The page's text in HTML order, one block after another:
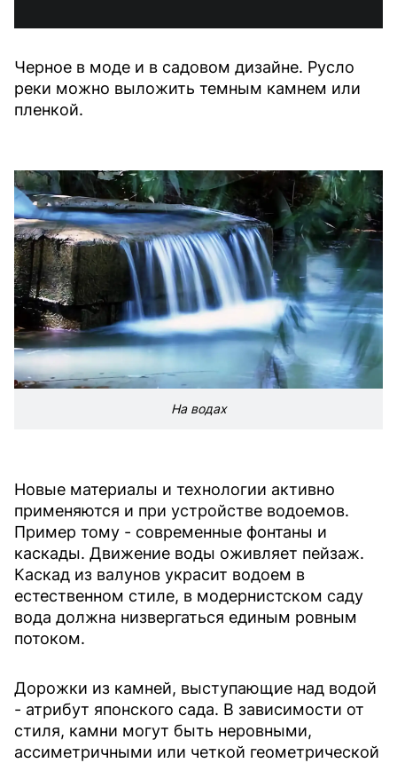
Черное в моде и в садовом дизайне. Русло
реки можно выложить темным камнем или
пленкой.
На водах
Новые материалы и технологии активно
применяются и при устройстве водоемов.
Пример тому - современные фонтаны и
каскады. Движение воды оживляет пейзаж.
Каскад из валунов украсит водоем в
естественном стиле, в модернистском саду
вода должна низвергаться единым ровным
потоком.
Дорожки из камней, выступающие над водой
- атрибут японского сада. В зависимости от
стиля, камни могут быть неровными,
ассиметричными или четкой геометрической